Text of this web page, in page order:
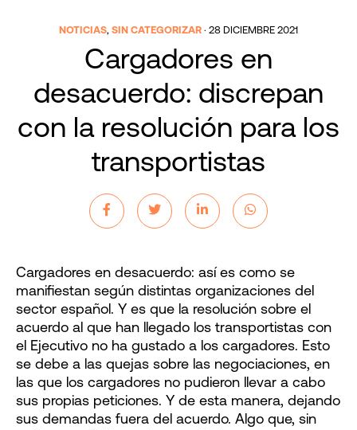
NOTICIAS, SIN CATEGORIZAR · 28 DICIEMBRE 2021
Cargadores en
desacuerdo: discrepan
con la resolución para los
transportistas
Cargadores en desacuerdo: así es como se
manifiestan según distintas organizaciones del
sector español. Y es que la resolución sobre el
acuerdo al que han llegado los transportistas con
el Ejecutivo no ha gustado a los cargadores. Esto
se debe a las quejas sobre las negociaciones, en
las que los cargadores no pudieron llevar a cabo
sus propias peticiones. Y de esta manera, dejando
sus demandas fuera del acuerdo. Algo que, sin